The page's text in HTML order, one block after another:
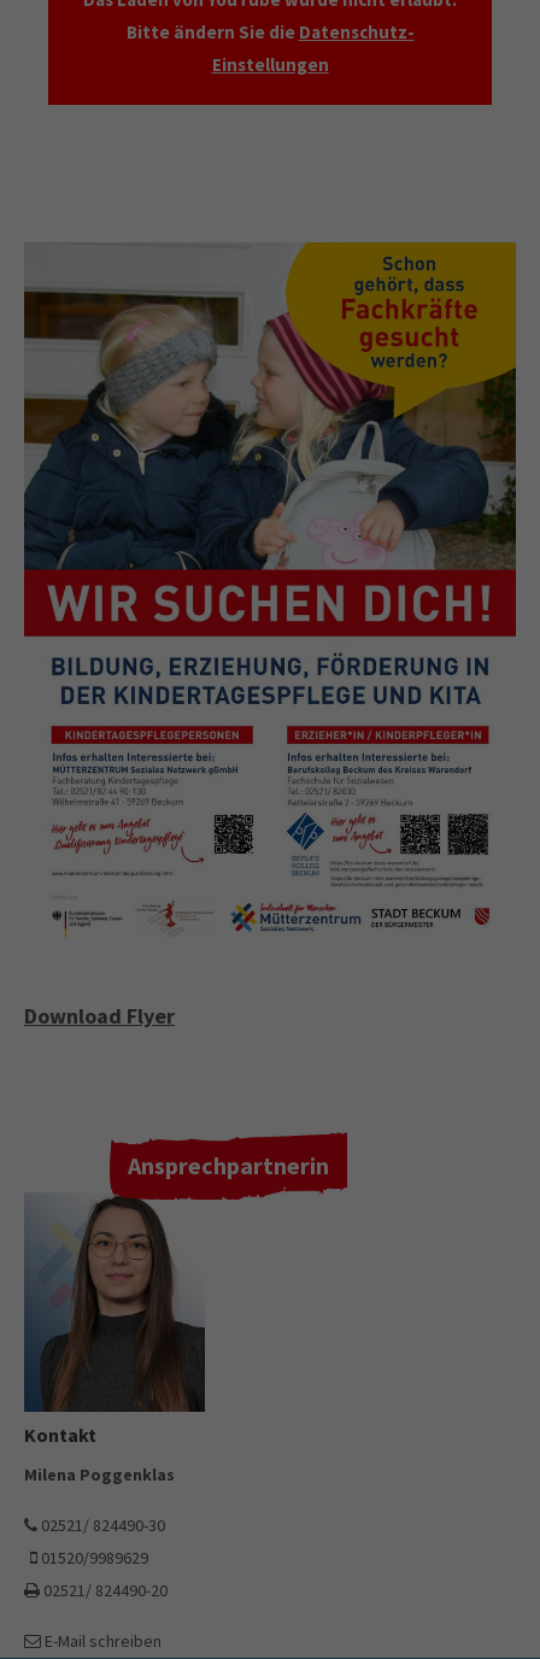
Bitte ändern Sie die Datenschutz-
Einstellungen
Download Flyer
Ansprechpartnerin
Kontakt
Milena Poggenklas
02521/ 824490-30
01520/9989629
02521/ 824490-20
E-Mail schreiben